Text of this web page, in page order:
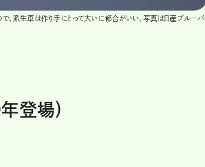
、派生車は作り手にとって大いに都合がいい。写真は日産ブルーバ
登場）